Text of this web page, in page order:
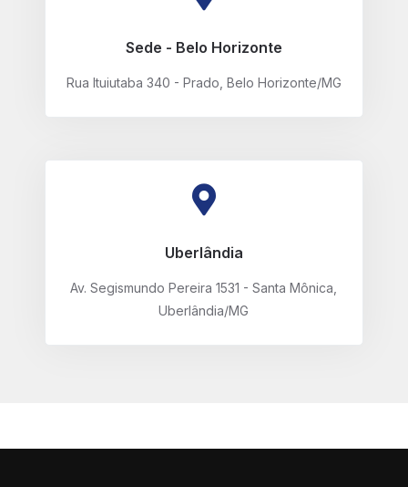
Sede - Belo Horizonte
Rua Ituiutaba 340 - Prado, Belo Horizonte/MG
Uberlândia
Av. Segismundo Pereira 1531 - Santa Mônica,
Uberlândia/MG